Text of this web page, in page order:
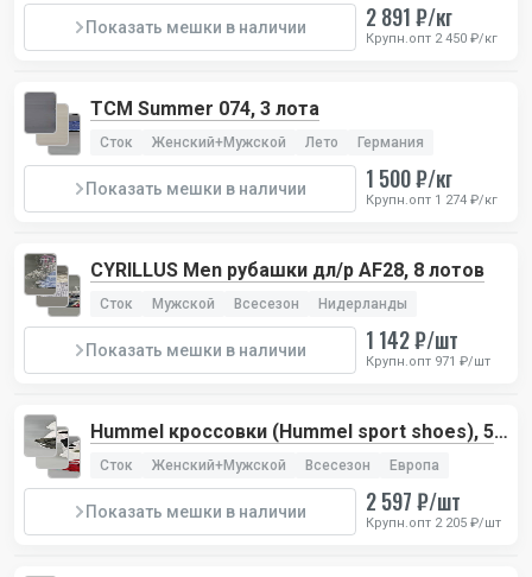
Показать мешки в наличии 2 891 ₽/кг
Крупн.опт 2 450 ₽/кг
TCM Summer 074, 3 лота
Сток Женский+Мужской Лето Германия
Показать мешки в наличии 1 500 ₽/кг
Крупн.опт 1 274 ₽/кг
CYRILLUS Men рубашки дл/р AF28, 8 лотов
Сток Мужской Всесезон Нидерланды
Показать мешки в наличии 1 142 ₽/шт
Крупн.опт 971 ₽/шт
Hummel кроссовки (Hummel sport shoes), 5
лотов
Сток Женский+Мужской Всесезон Европа
Показать мешки в наличии 2 597 ₽/шт
Крупн.опт 2 205 ₽/шт